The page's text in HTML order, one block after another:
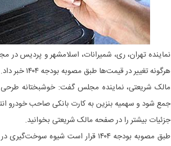
نماینده تهران، ری، شمیرانات، اسلامشهر و پردیس
هرگونه تغییر در قیمت‌ها طبق مصوبه بودجه ۱۴۰۴ خبر داد.
مالک شریعتی، نماینده مجلس گفت: خوشبختانه
جمع شود و سهمیه بنزین به کارت بانکی صاحب خودرو
جزئیات بیشتر را در صفحه مالک شریعتی بخوانید.
طبق مصوبه بودجه ۱۴۰۴ قرار است شیوه